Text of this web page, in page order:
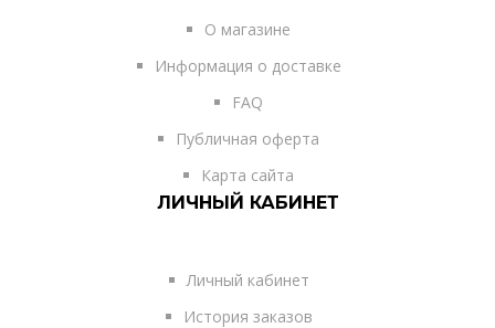
О магазине
Информация о доставке
FAQ
Публичная оферта
Карта сайта
ЛИЧНЫЙ КАБИНЕТ
Личный кабинет
История заказов